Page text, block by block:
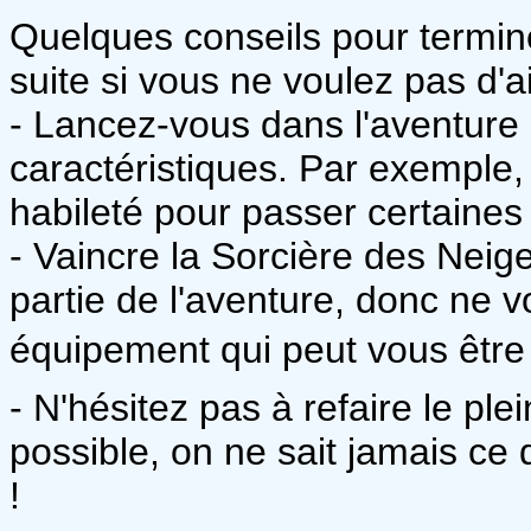
Quelques conseils pour
suite si vous ne voulez pas
- Lancez-vous dans
caractéristiques. Par
habileté pour passer
- Vaincre la Sorcière des
partie de l'aventure, donc ne
équipement qui peut vous
- N'hésitez pas à refaire le
possible, on ne sait jamais ce
!